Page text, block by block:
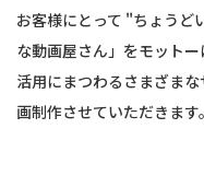
お客様にとって "ちょうど
な動画屋さん」をモットー
活用にまつわるさまざま
画制作させていただきます。